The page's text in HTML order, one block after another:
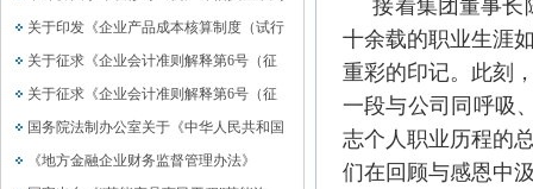
关于印发《企业产品成本核算制度（试行
关于征求《企业会计准则解释第6号（征
关于征求《企业会计准则解释第6号（征
国务院法制办公室关于《中华人民共和国
《地方金融企业财务监督管理办法》
接着集团董事长
十余载的职业生涯
重彩的印记。此刻
一段与公司同呼吸
志个人职业历程的
们在回顾与感恩中